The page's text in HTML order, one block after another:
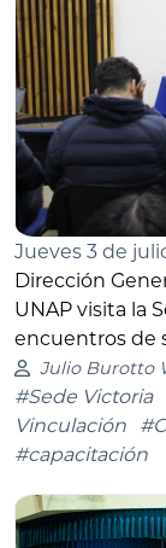
Jueves 3 de
Dirección
UNAP visita la
encuentros de
Julio Burotto
#Sede Victoria
Vinculación
#capacitación